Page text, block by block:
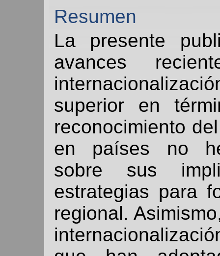
Resumen
La presente
avances
superior en
reconocimiento
en países no
sobre sus
estrategias para
regional.